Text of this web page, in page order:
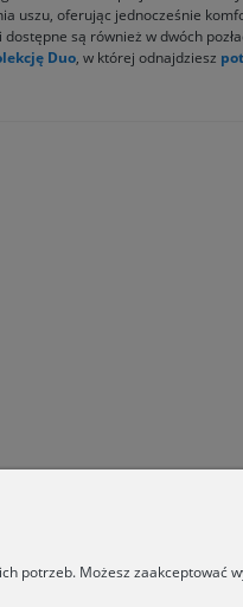
uszu, oferując jednocześnie
są również w dwóch
Duo, w której odnajdziesz
potrzeb. Możesz zaakceptować